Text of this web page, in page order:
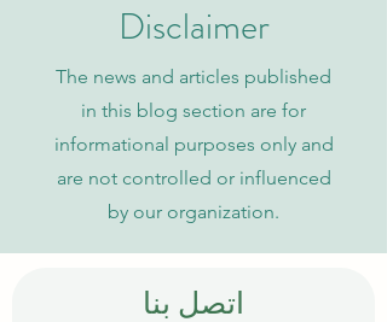
Disclaimer
The news and articles published
in this blog section are for
informational purposes only and
are not controlled or influenced
by our organization.
اتصل بنا